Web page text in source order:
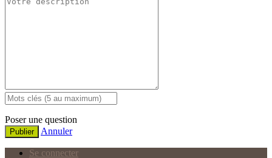
Poser une question
Publier Annuler
Se connecter